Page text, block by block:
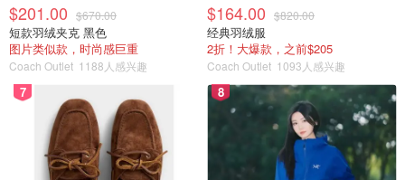
$201.00 $670.00
短款羽绒夹克 黑色
图片类似款，时尚感巨重
Coach Outlet 1188人感兴趣
$164.00 $820.00
经典羽绒服
2折！大爆款，之前$205
Coach Outlet 1093人感兴趣
7 8